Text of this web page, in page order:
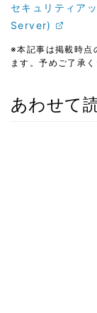
セキュリティア
Server)
※本記事は掲載時点
ます。予めご了承く
あわせて